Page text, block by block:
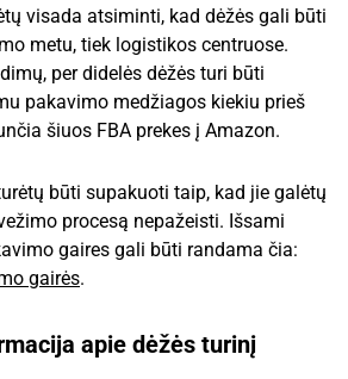
visada atsiminti, kad dėžės gali būti
metu, tiek logistikos centruose.
per didelės dėžės turi būti
pakavimo medžiagos kiekiu prieš
šiuos FBA prekes į Amazon.
būti supakuoti taip, kad jie galėtų
procesą nepažeisti. Išsami
gaires gali būti randama čia:
gairės.
apie dėžės turinį